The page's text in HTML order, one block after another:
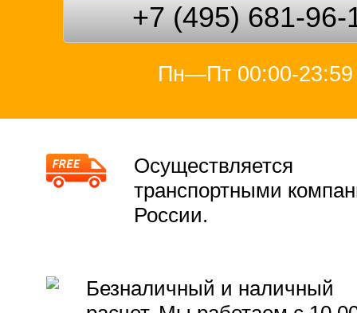
+7 (495) 681-96-
Пн—Пт 00:00-23:59
Осуществляется
транспортными
России.
Безналичный и наличный